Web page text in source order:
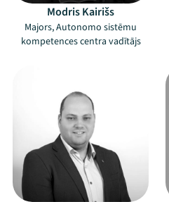
Modris Kairišs
Majors, Autonomo sistēmu
kompetences centra vadītājs